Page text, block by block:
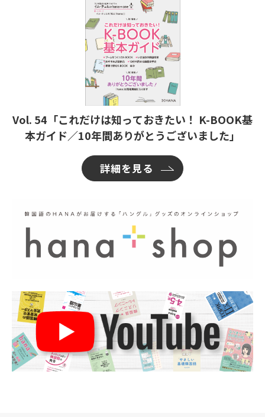
Vol. 54「これだけは知っておきたい！ K-BOOK基
本ガイド／10年間ありがとうございました」
詳細を見る